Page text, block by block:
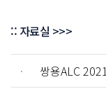
:: 자료실 >>>
쌍용ALC